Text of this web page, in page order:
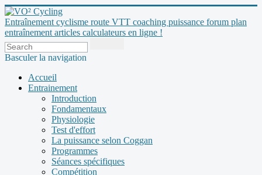
Entraînement cyclisme route VTT coaching puissance forum plan
entraînement articles calculateurs en ligne !
Basculer la navigation
Accueil
Entrainement
Introduction
Fondamentaux
Physiologie
Test d'effort
La puissance selon Coggan
Programmes
Séances spécifiques
Compétition